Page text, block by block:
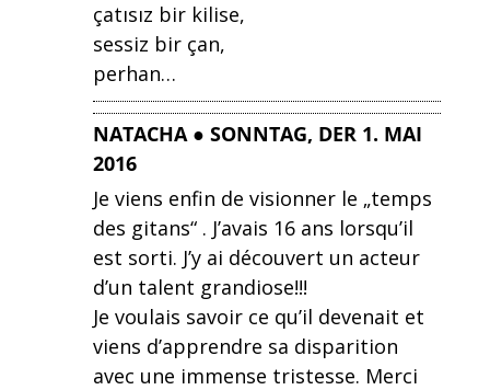
çatısız bir kilise,
sessiz bir çan,
perhan…
NATACHA ● SONNTAG, DER 1. MAI
2016
Je viens enfin de visionner le „temps
des gitans“ . J’avais 16 ans lorsqu’il
est sorti. J’y ai découvert un acteur
d’un talent grandiose!!!
Je voulais savoir ce qu’il devenait et
viens d’apprendre sa disparition
avec une immense tristesse. Merci